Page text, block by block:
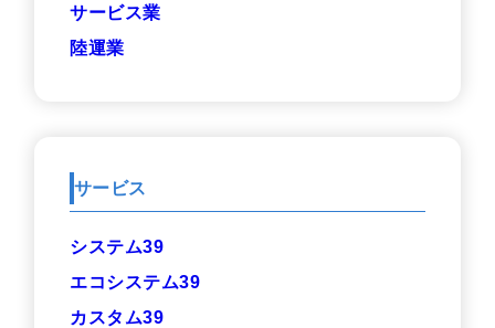
サービス業
陸運業
サービス
システム39
エコシステム39
カスタム39